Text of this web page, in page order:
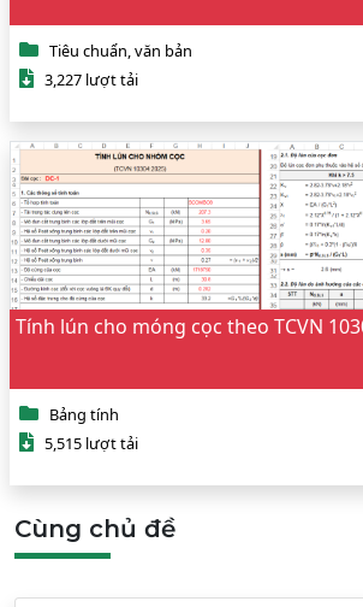
Tiêu chuẩn, văn bản
3,227 lượt tải
Tính lún cho móng cọc theo TCVN
Bảng tính
5,515 lượt tải
Cùng chủ đề